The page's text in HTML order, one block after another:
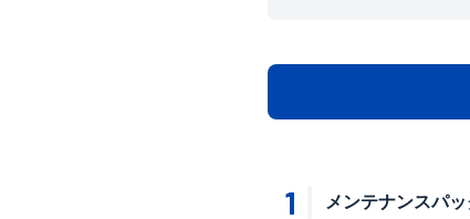
1 メンテナンスパ